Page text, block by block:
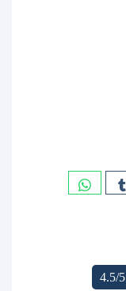
4.5/5